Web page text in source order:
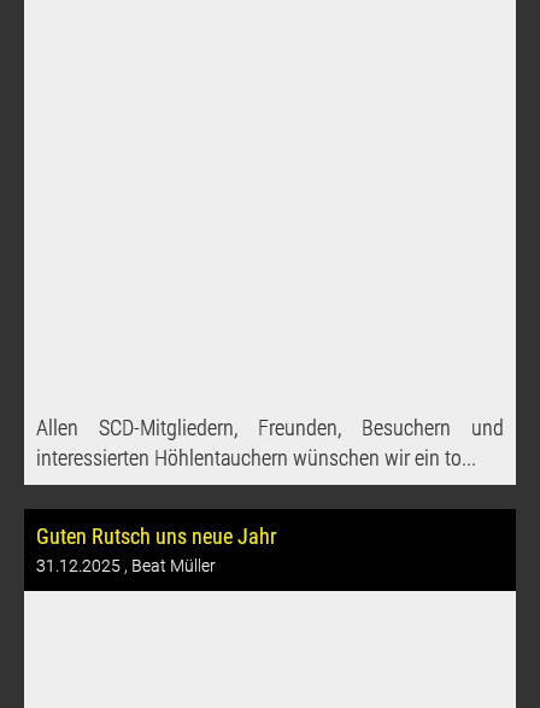
Allen SCD-Mitgliedern, Freunden, Besuchern und
interessierten Höhlentauchern wünschen wir ein to...
Guten Rutsch uns neue Jahr
31.12.2025 , Beat Müller